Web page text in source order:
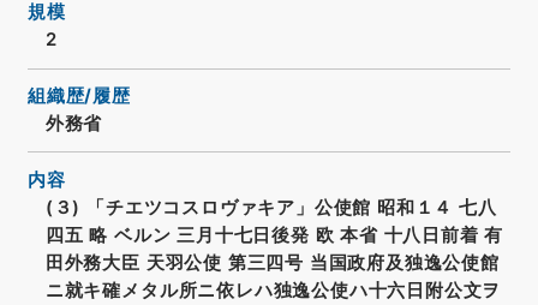
規模
2
組織歴/履歴
外務省
内容
(３) 「チエツコスロヴァキア」公使館 昭和１４ 七八
四五 略 ベルン 三月十七日後発 欧 本省 十八日前着 有
田外務大臣 天羽公使 第三四号 当国政府及独逸公使館
ニ就キ確メタル所ニ依レハ独逸公使ハ十六日附公文ヲ